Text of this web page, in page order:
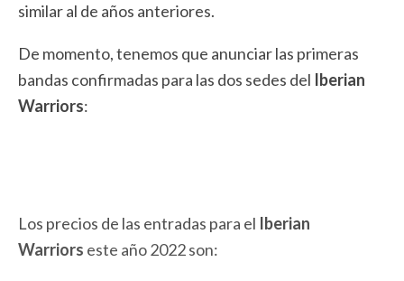
similar al de años anteriores.
De momento, tenemos que anunciar las primeras
bandas confirmadas para las dos sedes del Iberian
Warriors:
Los precios de las entradas para el Iberian
Warriors este año 2022 son: